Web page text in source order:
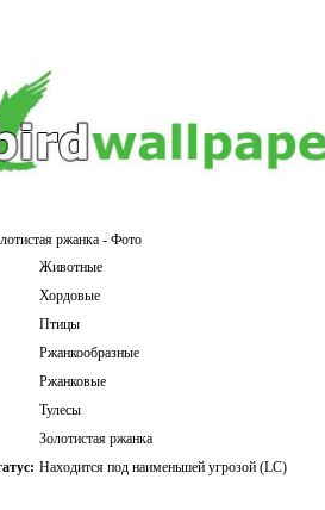
ржанка - Фото
Животные
Хордовые
Птицы
Ржанкообразные
Ржанковые
Тулесы
Золотистая ржанка
Находится под наименьшей угрозой (LC)